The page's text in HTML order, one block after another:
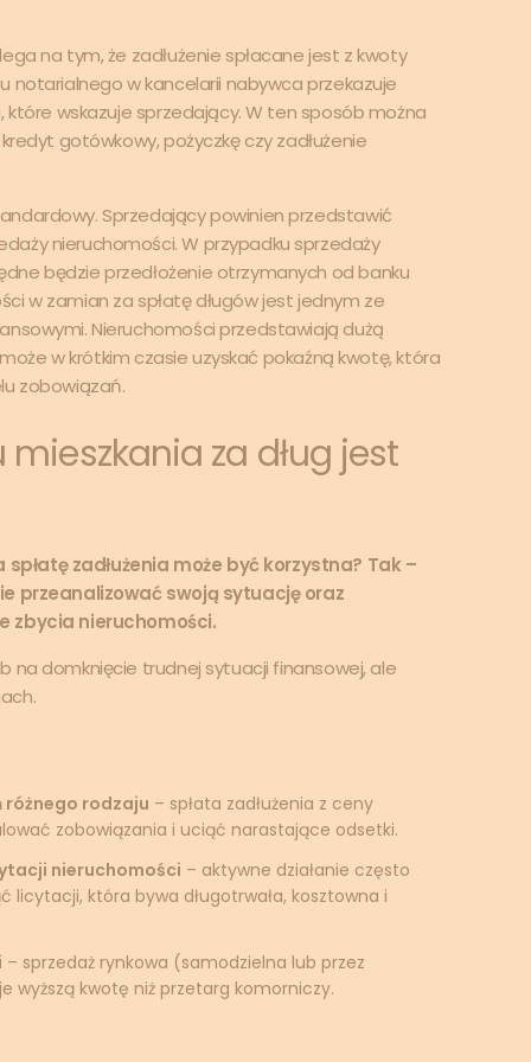
na tym, że zadłużenie spłacane jest z kwoty
notarialnego w kancelarii nabywca przekazuje
wskazuje sprzedający. W ten sposób można
gotówkowy, pożyczkę czy zadłużenie
Sprzedający powinien przedstawić
nieruchomości. W przypadku sprzedaży
będzie przedłożenie otrzymanych od banku
w zamian za spłatę długów jest jednym ze
Nieruchomości przedstawiają dużą
w krótkim czasie uzyskać pokaźną kwotę, która
zobowiązań.
za dług jest
zadłużenia może być korzystna? Tak –
przeanalizować swoją sytuację oraz
zbycia nieruchomości.
na domknięcie trudnej sytuacji finansowej, ale
rodzaju – spłata zadłużenia z ceny
zobowiązania i uciąć narastające odsetki.
nieruchomości – aktywne działanie często
licytacji, która bywa długotrwała, kosztowna i
– sprzedaż rynkowa (samodzielna lub przez
wyższą kwotę niż przetarg komorniczy.